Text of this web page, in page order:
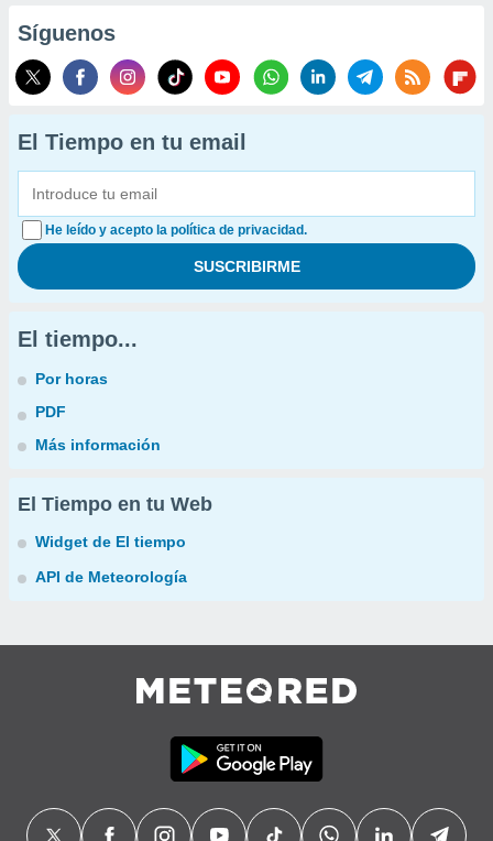
Síguenos
El Tiempo en tu email
He leído y acepto la política de privacidad.
El tiempo...
Por horas
PDF
Más información
El Tiempo en tu Web
Widget de El tiempo
API de Meteorología